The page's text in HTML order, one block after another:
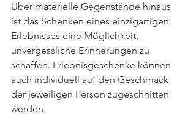
Über materielle Gegenstände hinaus
ist das Schenken eines einzigartigen
Erlebnisses eine Möglichkeit,
unvergessliche Erinnerungen zu
schaffen. Erlebnisgeschenke können
auch individuell auf den Geschmack
der jeweiligen Person zugeschnitten
werden.